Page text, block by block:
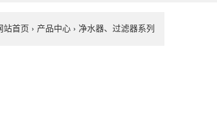
站首页 › 产品中心 › 净水器、过滤器系列